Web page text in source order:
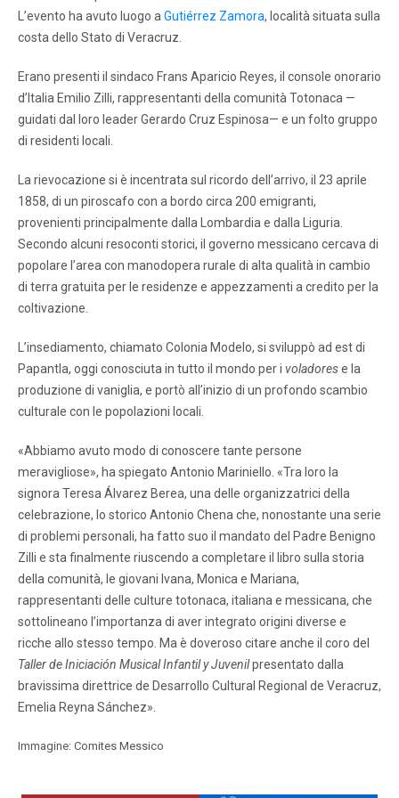
L’evento ha avuto luogo a Gutiérrez Zamora, località situata sulla
costa dello Stato di Veracruz.
Erano presenti il sindaco Frans Aparicio Reyes, il console onorario
d’Italia Emilio Zilli, rappresentanti della comunità Totonaca —
guidati dal loro leader Gerardo Cruz Espinosa— e un folto gruppo
di residenti locali.
La rievocazione si è incentrata sul ricordo dell’arrivo, il 23 aprile
1858, di un piroscafo con a bordo circa 200 emigranti,
provenienti principalmente dalla Lombardia e dalla Liguria.
Secondo alcuni resoconti storici, il governo messicano cercava di
popolare l’area con manodopera rurale di alta qualità in cambio
di terra gratuita per le residenze e appezzamenti a credito per la
coltivazione.
L’insediamento, chiamato Colonia Modelo, si sviluppò ad est di
Papantla, oggi conosciuta in tutto il mondo per i voladorese la
produzione di vaniglia, e portò all’inizio di un profondo scambio
culturale con le popolazioni locali.
«Abbiamo avuto modo di conoscere tante persone
meravigliose», ha spiegato Antonio Mariniello. «Tra loro la
signora Teresa Álvarez Berea, una delle organizzatrici della
celebrazione, lo storico Antonio Chena che, nonostante una serie
di problemi personali, ha fatto suo il mandato del Padre Benigno
Zilli e sta finalmente riuscendo a completare il libro sulla storia
della comunità, le giovani Ivana, Monica e Mariana,
rappresentanti delle culture totonaca, italiana e messicana, che
sottolineano l’importanza di aver integrato origini diverse e
ricche allo stesso tempo. Ma è doveroso citare anche il coro del
Taller de Iniciación Musical Infantil y Juvenilpresentato dalla
bravissima direttrice de Desarrollo Cultural Regional de Veracruz,
Emelia Reyna Sánchez».
Immagine: Comites Messico